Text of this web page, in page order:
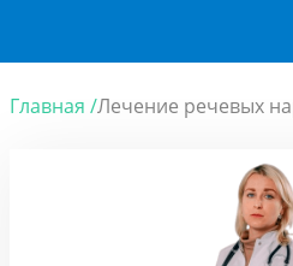
Главная /Лечение речевых